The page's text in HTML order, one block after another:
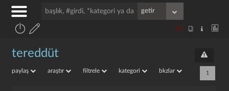
tereddüt
paylaş araştır filtrele kategori bkzlar 1